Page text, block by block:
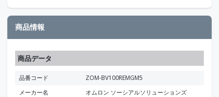
商品情報
商品データ
品番コード
ZOM-BV100REMGM5
メーカー名
オムロン ソーシアルソリューションズ